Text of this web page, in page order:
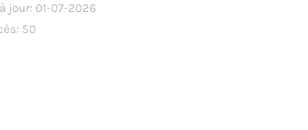
jour: 01-07-2026
50